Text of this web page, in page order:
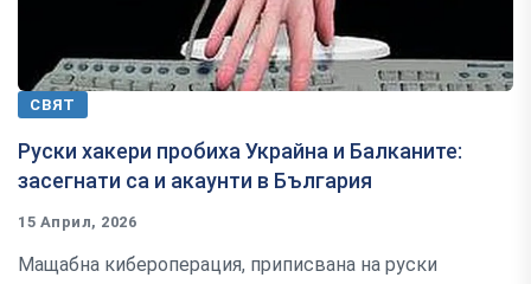
СВЯТ
Руски хакери пробиха Украйна и Балканите:
засегнати са и акаунти в България
15 Април, 2026
Мащабна кибероперация, приписвана на руски